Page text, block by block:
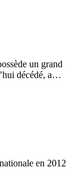
un grand
décédé, a…
en 2012